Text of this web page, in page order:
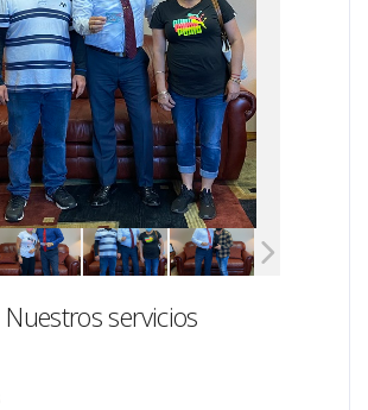
Nuestros servicios